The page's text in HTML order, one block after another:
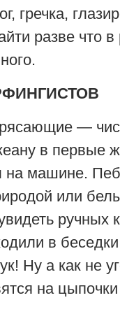
гречка,
разве что в
—
в первые
на машине.
или
ручных
в
Ну а как не
на